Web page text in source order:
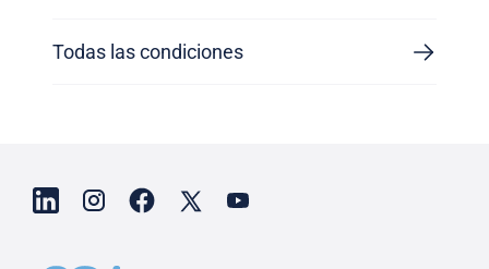
Todas las condiciones